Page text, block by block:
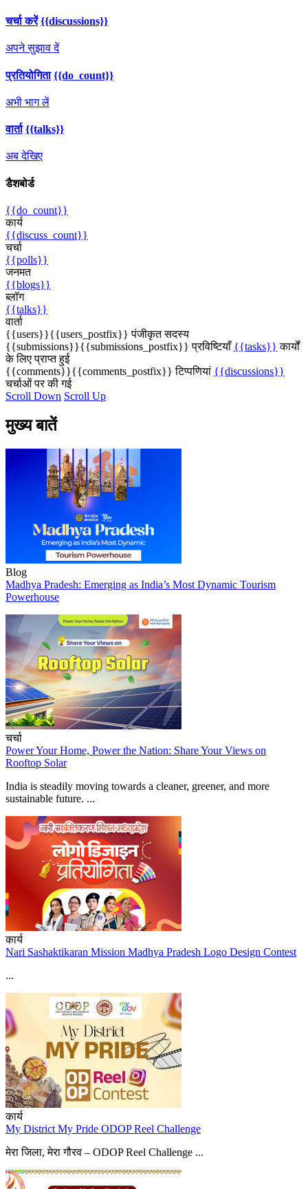
चर्चा करें {{discussions}}
अपने सुझाव दें
प्रतियोगिता {{do_count}}
अभी भाग लें
वार्ता {{talks}}
अब देखिए
डैशबोर्ड
{{do_count}}
कार्य
{{discuss_count}}
चर्चा
{{polls}}
जनमत
{{blogs}}
ब्लॉग
{{talks}}
वार्ता
{{users}}{{users_postfix}} पंजीकृत सदस्य
{{submissions}}{{submissions_postfix}} प्रविष्टियाँ {{tasks}} कार्यों
के लिए प्राप्त हुई
{{comments}}{{comments_postfix}} टिप्पणियां {{discussions}}
चर्चाओं पर की गई
Scroll Down Scroll Up
मुख्य बातें
Blog
Madhya Pradesh: Emerging as India’s Most Dynamic Tourism
Powerhouse
चर्चा
Power Your Home, Power the Nation: Share Your Views on
Rooftop Solar
India is steadily moving towards a cleaner, greener, and more
sustainable future. ...
कार्य
Nari Sashaktikaran Mission Madhya Pradesh Logo Design Contest
...
कार्य
My District My Pride ODOP Reel Challenge
मेरा जिला, मेरा गौरव – ODOP Reel Challenge ...